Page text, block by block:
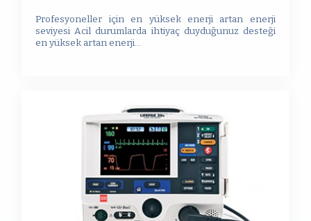
Profesyoneller için en yüksek enerji artan enerji
seviyesi Acil durumlarda ihtiyaç duyduğunuz desteği
en yüksek artan enerji...